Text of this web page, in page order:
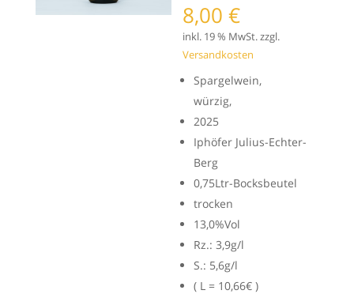
8,00€
inkl. 19 % MwSt.zzgl.
Versandkosten
Spargelwein,
würzig,
2025
Iphöfer Julius-Echter-
Berg
0,75Ltr-Bocksbeutel
trocken
13,0%Vol
Rz.: 3,9g/l
S.: 5,6g/l
( L = 10,66€ )